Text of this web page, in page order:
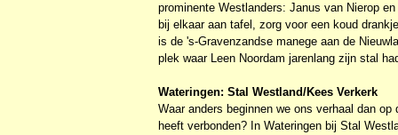
prominente Westlanders: Janus van Nierop
bij elkaar aan tafel, zorg voor een koud
is de 's-Gravenzandse manege aan de
plek waar Leen Noordam jarenlang zijn stal
Wateringen: Stal Westland/Kees Verkerk
Waar anders beginnen we ons verhaal dan
heeft verbonden? In Wateringen bij Stal